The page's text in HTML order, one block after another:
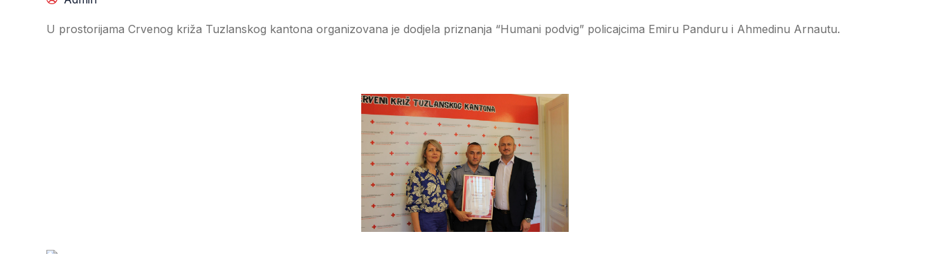
U prostorijama Crvenog križa Tuzlanskog kantona organizovana je dodjela priznanja “Humani podvig” policajcima Emiru Panduru i Ahmedinu Arnautu.